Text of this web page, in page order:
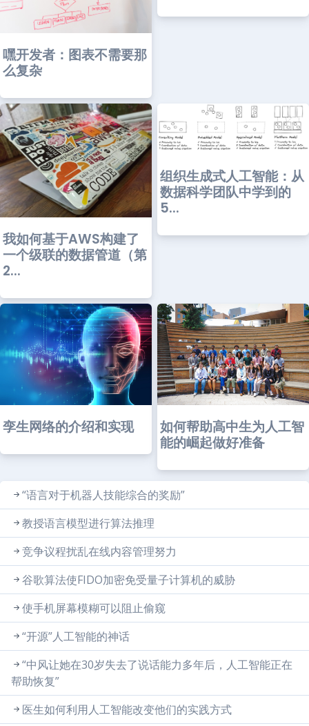
嘿开发者：图表不需要那
么复杂
我如何基于AWS构建了
一个级联的数据管道（第
2...
组织生成式人工智能：从
数据科学团队中学到的
5...
孪生网络的介绍和实现
如何帮助高中生为人工智
能的崛起做好准备
“语言对于机器人技能综合的奖励”
教授语言模型进行算法推理
竞争议程扰乱在线内容管理努力
谷歌算法使FIDO加密免受量子计算机的威胁
使手机屏幕模糊可以阻止偷窥
“开源”人工智能的神话
“中风让她在30岁失去了说话能力多年后，人工智能正在
帮助恢复”
医生如何利用人工智能改变他们的实践方式